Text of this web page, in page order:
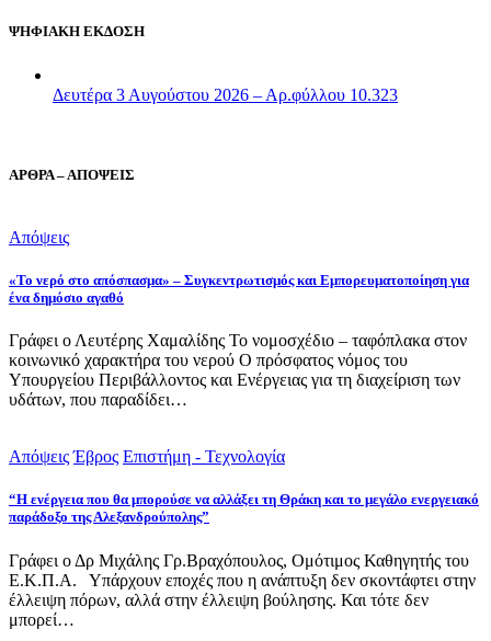
ΨΗΦΙΑΚΗ ΕΚΔΟΣΗ
Δευτέρα 3 Αυγούστου 2026 – Αρ.φύλλου 10.323
ΑΡΘΡΑ – ΑΠΟΨΕΙΣ
Απόψεις
«Το νερό στο απόσπασμα» – Συγκεντρωτισμός και Εμπορευματοποίηση για
ένα δημόσιο αγαθό
Γράφει ο Λευτέρης Χαμαλίδης Το νομοσχέδιο – ταφόπλακα στον
κοινωνικό χαρακτήρα του νερού Ο πρόσφατος νόμος του
Υπουργείου Περιβάλλοντος και Ενέργειας για τη διαχείριση των
υδάτων, που παραδίδει…
Απόψεις Έβρος Επιστήμη - Τεχνολογία
“Η ενέργεια που θα μπορούσε να αλλάξει τη Θράκη και το μεγάλο ενεργειακό
παράδοξο της Αλεξανδρούπολης”
Γράφει ο Δρ Μιχάλης Γρ.Βραχόπουλος, Ομότιμος Καθηγητής του
Ε.Κ.Π.Α. Υπάρχουν εποχές που η ανάπτυξη δεν σκοντάφτει στην
έλλειψη πόρων, αλλά στην έλλειψη βούλησης. Και τότε δεν
μπορεί…